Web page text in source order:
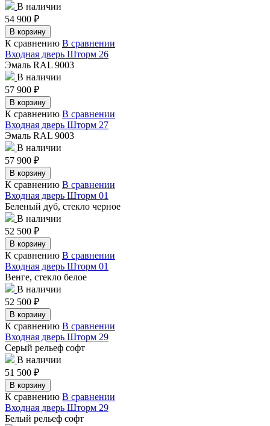
В наличии
54 900 ₽
В корзину
К сравнению В сравнении
Входная дверь Шторм 26
Эмаль RAL 9003
В наличии
57 900 ₽
В корзину
К сравнению В сравнении
Входная дверь Шторм 27
Эмаль RAL 9003
В наличии
57 900 ₽
В корзину
К сравнению В сравнении
Входная дверь Шторм 01
Беленый дуб, стекло черное
В наличии
52 500 ₽
В корзину
К сравнению В сравнении
Входная дверь Шторм 01
Венге, стекло белое
В наличии
52 500 ₽
В корзину
К сравнению В сравнении
Входная дверь Шторм 29
Серый рельеф софт
В наличии
51 500 ₽
В корзину
К сравнению В сравнении
Входная дверь Шторм 29
Белый рельеф софт